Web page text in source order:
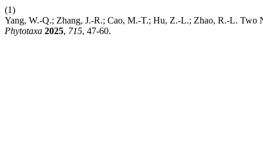
(1)
Yang, W.-Q.; Zhang, J.-R.; Cao, M.-T.; Hu, Z.-L.; Zhao, R.-L. Two
Phytotaxa 2025, 715, 47-60.